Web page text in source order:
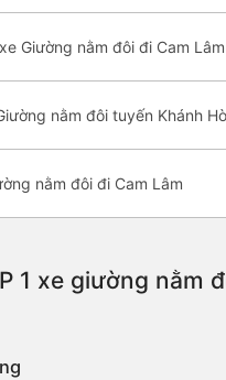
Giường nằm đôi đi Cam Lâm
nằm đôi tuyến Khánh
nằm đôi đi Cam Lâm
1 xe giường nằm